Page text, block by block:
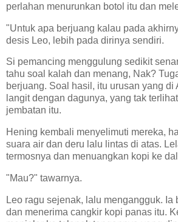
perlahan menurunkan botol itu dan
"Untuk apa berjuang kalau pada
desis Leo, lebih pada dirinya sendiri.
Si pemancing menggulung sedikit
tahu soal kalah dan menang, Nak?
berjuang. Soal hasil, itu urusan yang di
langit dengan dagunya, yang tak
jembatan itu.
Hening kembali menyelimuti mereka,
suara air dan deru lalu lintas di atas.
termosnya dan menuangkan kopi ke
"Mau?" tawarnya.
Leo ragu sejenak, lalu mengangguk. Ia
dan menerima cangkir kopi panas itu.